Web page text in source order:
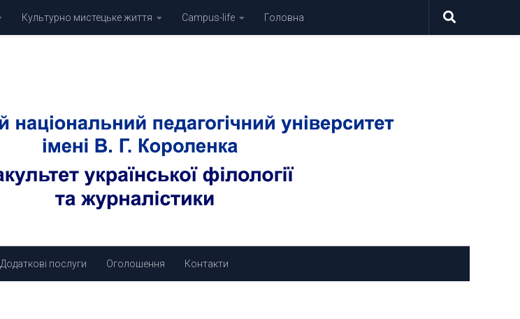
Культурно мистецьке життя Campus-life Головна
Додаткові послуги Оголошення Контакти